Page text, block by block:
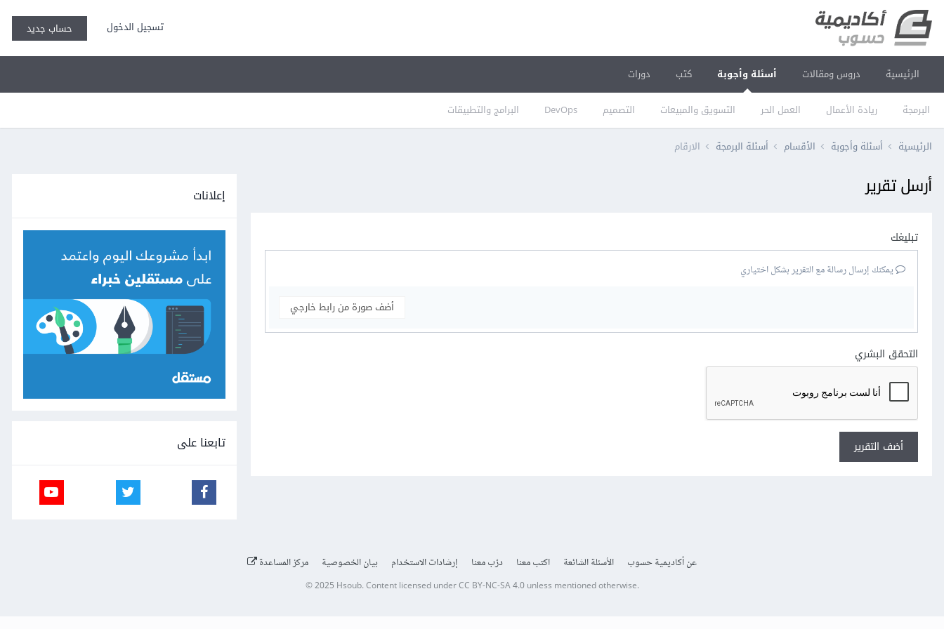
تسجيل الدخول حساب جديد
الرئيسية دروس ومقالات أسئلة وأجوبة
البرمجة ريادة الأعمال العمل الحر التسويق والمبيعات التصميم DevOps البرامج والتطبيقات
كتب دورات
الرئيسية أسئلة وأجوبة الأقسام أسئلة البرمجة الارقام
أرسل تقرير
تبليغك
يمكنك إرسال رسالة مع التقرير بشكل اختياري
أضف صورة من رابط خارجي
التحقق البشري
أضف التقرير
إعلانات
تابعنا على
عن أكاديمية حسوب الأسئلة الشائعة اكتب معنا درّب معنا إرشادات الاستخدام بيان الخصوصية مركز المساعدة
© 2025 Hsoub.Content licensed underCC BY-NC-SA 4.0unless mentioned otherwise.